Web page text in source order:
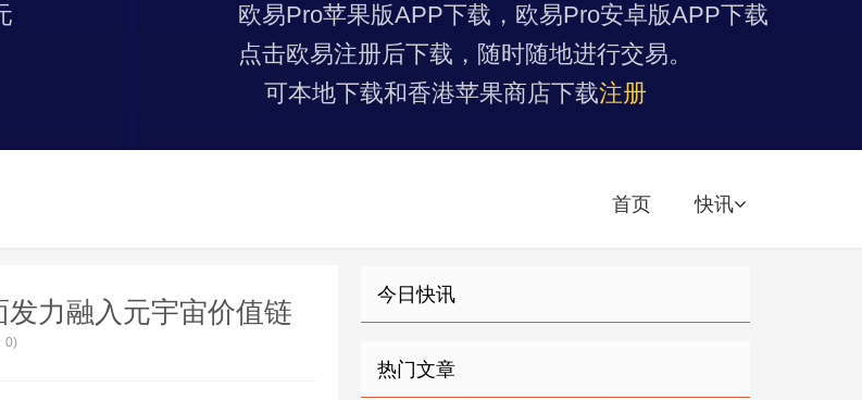
欧易Pro苹果版APP下载，欧易Pro安卓版APP下载
点击欧易注册后下载，随时随地进行交易。
可本地下载和香港苹果商店下载注册
首页 快讯
力融入元宇宙价值链
0)
今日快讯
热门文章